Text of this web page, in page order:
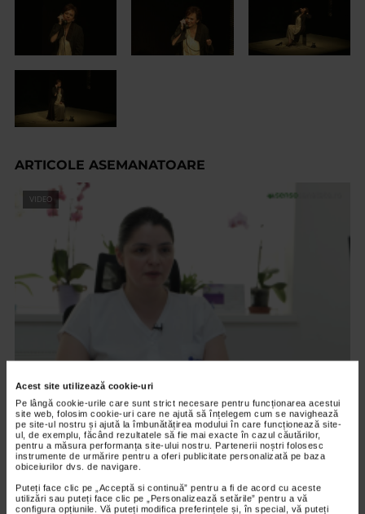
Acest site utilizează cookie-uri
Pe lângă cookie-urile care sunt strict necesare pentru funcționarea acestui
site web, folosim cookie-uri care ne ajută să înțelegem cum se navighează
pe site-ul nostru și ajută la îmbunătățirea modului în care funcționează site-
ul, de exemplu, făcând rezultatele să fie mai exacte în cazul căutărilor,
pentru a măsura performanța site-ului nostru. Partenerii noștri folosesc
instrumente de urmărire pentru a oferi publicitate personalizată pe baza
obiceiurilor dvs. de navigare.
Puteți face clic pe „Acceptă si continuă” pentru a fi de acord cu aceste
utilizări sau puteți face clic pe „Personalizează setările” pentru a vă
configura opțiunile. Vă puteți modifica preferințele și, în special, vă puteți
ARTICOLE ASEMANATOARE
VIDEO
ONCOLOGIE
Testul FIT – instrumentul depistării
cancerului de colon
2.318 vizualizari
VIDEO